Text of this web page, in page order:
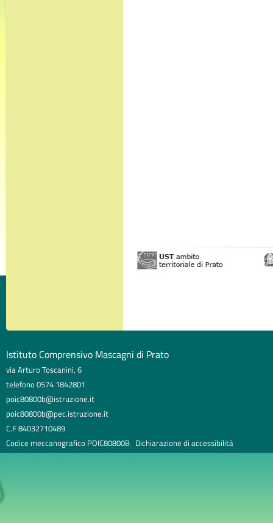
Istituto Comprensivo Mascagni di Prato
via Arturo Toscanini, 6
telefono 0574 1842801
poic80800b@istruzione.it
poic80800b@pec.istruzione.it
C.F 84032710489
Codice meccanografico POIC80800B Dichiarazione di accessibilità